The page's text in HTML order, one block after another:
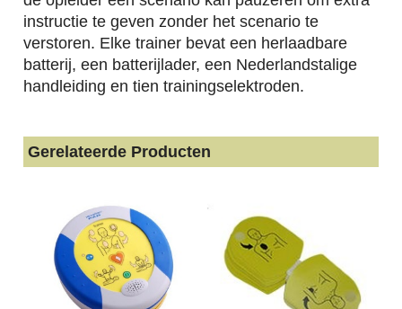
instructie te geven zonder het scenario te
verstoren. Elke trainer bevat een herlaadbare
batterij, een batterijlader, een Nederlandstalige
handleiding en tien trainingselektroden.
Gerelateerde Producten